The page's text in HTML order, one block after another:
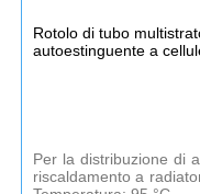
Rotolo di tubo
autoestinguente a
Per la distribuzione di
riscaldamento a